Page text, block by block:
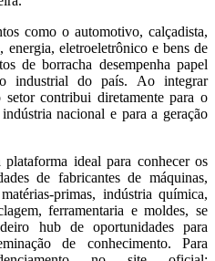
como o automotivo, calçadista,
eletroeletrônico e bens de
de borracha desempenha papel
industrial do país. Ao integrar
setor contribui diretamente para o
nacional e para a geração
ideal para conhecer os
de fabricantes de máquinas,
primas, indústria química,
ferramentaria e moldes, se
hub de oportunidades para
de conhecimento. Para